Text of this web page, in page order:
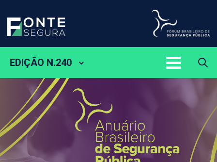
EDIÇÃO N.240